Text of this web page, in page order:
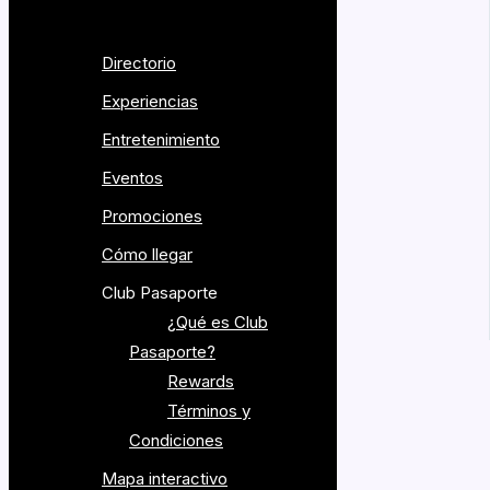
Directorio
Experiencias
Entretenimiento
Eventos
Promociones
Cómo llegar
Club Pasaporte
¿Qué es Club
Pasaporte?
Rewards
Términos y
Condiciones
Mapa interactivo
Legal